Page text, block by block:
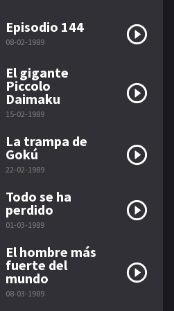
Episodio 144
08-02-1989
El gigante
Piccolo
Daimaku
15-02-1989
La trampa de
Gokú
22-02-1989
Todo se ha
perdido
01-03-1989
El hombre más
fuerte del
mundo
08-03-1989